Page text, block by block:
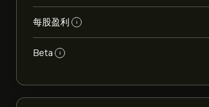
每股盈利 i
Beta i